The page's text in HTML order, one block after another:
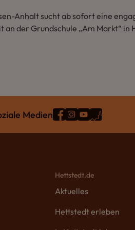
Anhalt sucht ab sofort eine
der Grundschule „Am Markt“ in
Medien
Hettstedt.de
Aktuelles
Hettstedt erleben